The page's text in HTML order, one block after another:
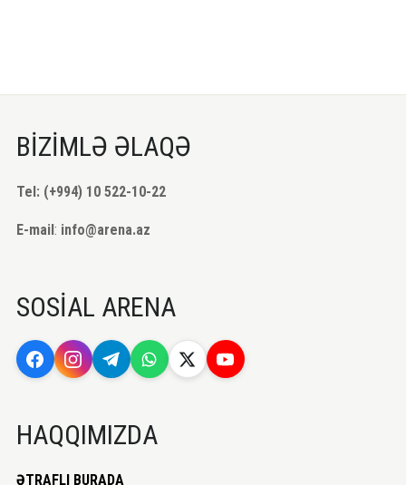
BİZİMLƏ ƏLAQƏ
Tel: (+994) 10 522-10-22
E-mail: info@arena.az
SOSİAL ARENA
HAQQIMIZDA
ƏTRAFLI BURADA